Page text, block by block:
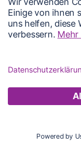
Karte